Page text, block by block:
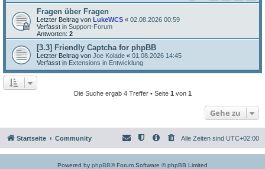
Fragen über Fragen
Letzter Beitrag von LukeWCS « 02.08.2026 00:59
Verfasst in Support-Forum
Antworten: 2
[3.3] Friendly Captcha for phpBB
Letzter Beitrag von Joe Kolade « 01.08.2026 14:45
Verfasst in Extensions in Entwicklung
Die Suche ergab 4 Treffer • Seite 1 von 1
Gehe zu
Startseite Community Alle Zeiten sind UTC+02:00
Powered by phpBB® Forum Software © phpBB Limited